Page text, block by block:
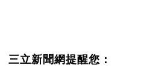
三立新聞網提醒您：